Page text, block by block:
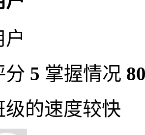
分 5 掌握情况
级的速度较快